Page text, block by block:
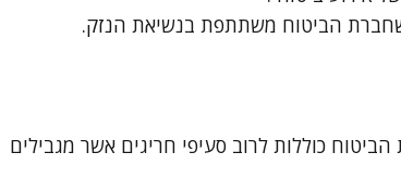
הביטוח משתתפת בנשיאת הנזק.
הביטוח כוללות לרוב סעיפי חריגים אשר מגבילים